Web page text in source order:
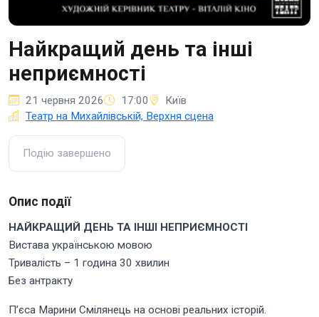
Найкращий день та інші
неприємності
21 червня 2026 17:00
Київ
Театр на Михайлівській, Верхня сцена
Подію завершено
Опис події
НАЙКРАЩИЙ ДЕНЬ ТА ІНШІ НЕПРИЄМНОСТІ
Вистава українською мовою
Тривалість – 1 година 30 хвилин
Без антракту
П’єса Марини Смілянець на основі реальних історій.